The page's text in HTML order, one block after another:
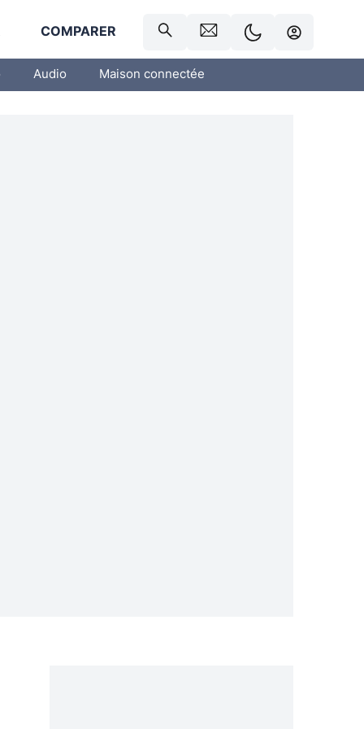
COMPARER
Audio Maison connectée